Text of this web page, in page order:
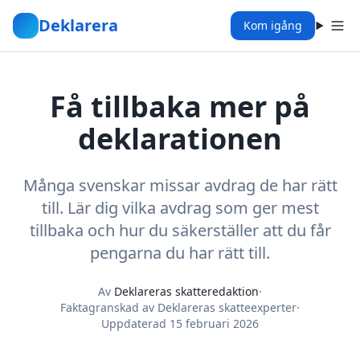
Deklarera Kom igång
Få tillbaka mer på
deklarationen
Många svenskar missar avdrag de har rätt
till. Lär dig vilka avdrag som ger mest
tillbaka och hur du säkerställer att du får
pengarna du har rätt till.
Av Deklareras skatteredaktion·
Faktagranskad av Deklareras skatteexperter·
Uppdaterad 15 februari 2026